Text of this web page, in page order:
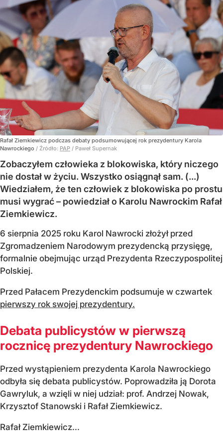
Rafał Ziemkiewicz podczas debaty podsumowującej rok prezydentury Karola
Nawrockiego / Źródło: PAP / Paweł Supernak
Zobaczyłem człowieka z blokowiska, który niczego
nie dostał w życiu. Wszystko osiągnął sam. (...)
Wiedziałem, że ten człowiek z blokowiska po prostu
musi wygrać – powiedział o Karolu Nawrockim Rafał
Ziemkiewicz.
6 sierpnia 2025 roku Karol Nawrocki złożył przed
Zgromadzeniem Narodowym prezydencką przysięgę,
formalnie obejmując urząd Prezydenta Rzeczypospolitej
Polskiej.
Przed Pałacem Prezydenckim podsumuje w czwartek
pierwszy rok swojej prezydentury.
Debata publicystów w pierwszą
rocznicę prezydentury Nawrockiego
Przed wystąpieniem prezydenta Karola Nawrockiego
odbyła się debata publicystów. Poprowadziła ją Dorota
Gawryluk, a wzięli w niej udział: prof. Andrzej Nowak,
Krzysztof Stanowski i Rafał Ziemkiewicz.
Rafał Ziemkiewicz...